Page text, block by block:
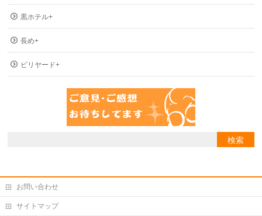
黒ホテル+
長め+
ビリヤード+
お問い合わせ
サイトマップ